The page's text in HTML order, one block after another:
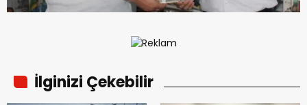
İlginizi Çekebilir